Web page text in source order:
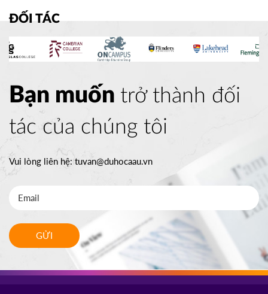
ĐỐI TÁC
Bạn muốn trở thành đối
tác của chúng tôi
Vui lòng liên hệ: tuvan@duhocaau.vn
GỬI